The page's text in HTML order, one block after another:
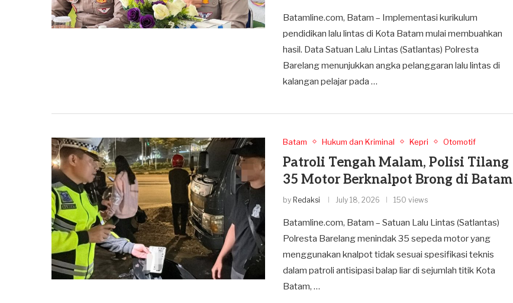
Batamline.com, Batam – Implementasi kurikulum
pendidikan lalu lintas di Kota Batam mulai membuahkan
hasil. Data Satuan Lalu Lintas (Satlantas) Polresta
Barelang menunjukkan angka pelanggaran lalu lintas di
kalangan pelajar pada …
Batam Hukum dan Kriminal Kepri Otomotif
Patroli Tengah Malam, Polisi Tilang
35 Motor Berknalpot Brong di Batam
by Redaksi July 18, 2026 150 views
Batamline.com, Batam – Satuan Lalu Lintas (Satlantas)
Polresta Barelang menindak 35 sepeda motor yang
menggunakan knalpot tidak sesuai spesifikasi teknis
dalam patroli antisipasi balap liar di sejumlah titik Kota
Batam, …